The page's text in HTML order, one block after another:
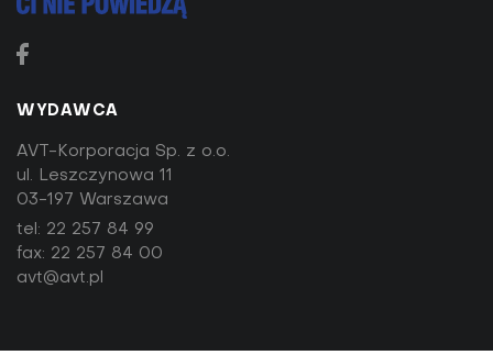
poziomu homocysteiny to dokładniejszy test ryzyka
naczyniowych
WYDAWCA
AVT-Korporacja Sp. z o.o.
ul. Leszczynowa 11
03-197 Warszawa
tel: 22 257 84 99
fax: 22 257 84 00
avt@avt.pl